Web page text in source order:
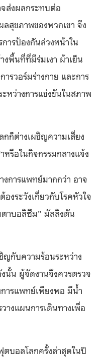
ส่งผลกระทบต่อ
สุขภาพของพวกเขา จึง
ารป้องกันล่วงหน้าใน
งพื้นที่ที่มีร่มเงา ผ้าเย็น
ารวอร์มร่างกาย และการ
หว่างการแข่งขันในสภาพ
ก็ต่างเผชิญความเสี่ยง
รือในกิจกรรมกลางแจ้ง
การแพทย์มากกว่า อาจ
งระวังเกี่ยวกับโรคหัวใจ
ตาบอลิซึม” มัลลิงตัน
กับความร้อนระหว่าง
นั้น ผู้จัดงานจึงควรตรวจ
ารแพทย์เพียงพอ มีน้ำ
างแผนการเดินทางเพื่อ
ตบอลโลกครั้งล่าสุดในปี